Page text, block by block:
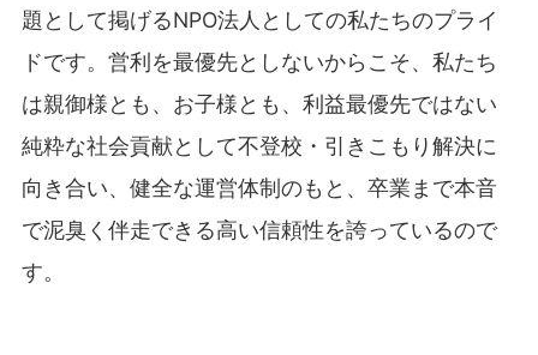
題として掲げるNPO法人としての私たちのプライ
ドです。営利を最優先としないからこそ、私たち
は親御様とも、お子様とも、利益最優先ではない
純粋な社会貢献として不登校・引きこもり解決に
向き合い、健全な運営体制のもと、卒業まで本音
で泥臭く伴走できる高い信頼性を誇っているので
す。